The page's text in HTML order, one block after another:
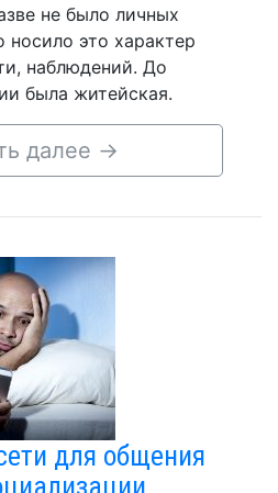
не было личных
это характер
наблюдений. До
была житейская.
далее →
для общения